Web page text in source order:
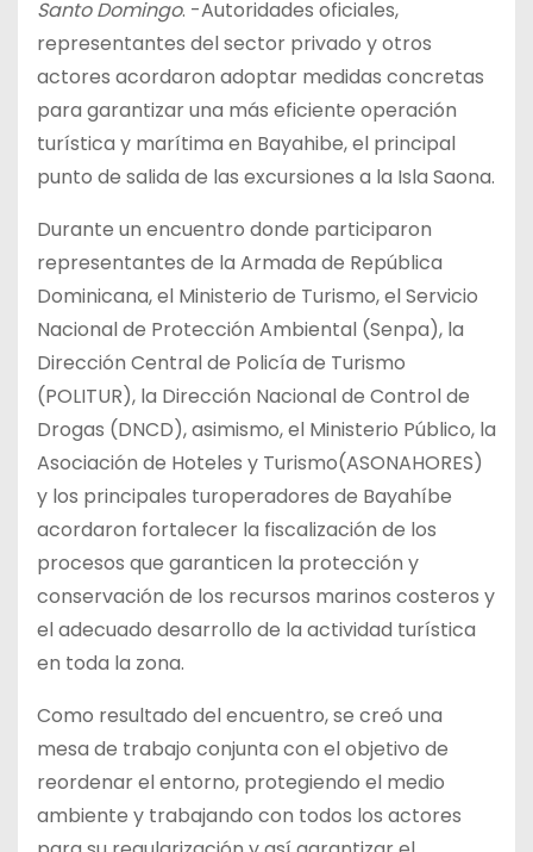
Santo Domingo. -Autoridades oficiales,
representantes del sector privado y otros
actores acordaron adoptar medidas concretas
para garantizar una más eficiente operación
turística y marítima en Bayahibe, el principal
punto de salida de las excursiones a la Isla Saona.
Durante un encuentro donde participaron
representantes de la Armada de República
Dominicana, el Ministerio de Turismo, el Servicio
Nacional de Protección Ambiental (Senpa), la
Dirección Central de Policía de Turismo
(POLITUR), la Dirección Nacional de Control de
Drogas (DNCD), asimismo, el Ministerio Público, la
Asociación de Hoteles y Turismo(ASONAHORES)
y los principales turoperadores de Bayahíbe
acordaron fortalecer la fiscalización de los
procesos que garanticen la protección y
conservación de los recursos marinos costeros y
el adecuado desarrollo de la actividad turística
en toda la zona.
Como resultado del encuentro, se creó una
mesa de trabajo conjunta con el objetivo de
reordenar el entorno, protegiendo el medio
ambiente y trabajando con todos los actores